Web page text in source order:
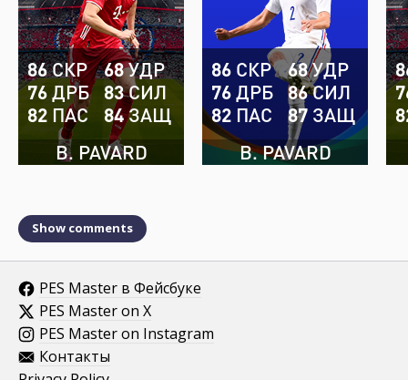
B. PAVARD
86СКР
76ДРБ
82 ПАС
68УДР
83СИЛ
84ЗАЩ
B. PAVARD
86 СКР
76ДРБ
82 ПАС
68УДР
86СИЛ
87 ЗАЩ
Show comments
PES Master в Фейсбуке
PES Master on X
PES Master on Instagram
Контакты